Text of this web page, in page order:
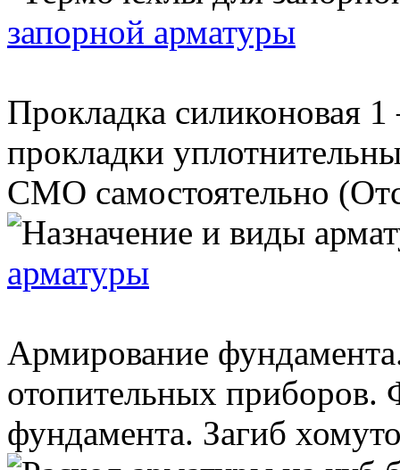
запорной арматуры
Прокладка силиконовая
прокладки
СМО самостоятельно
арматуры
Армирование
отопительных
фундамента. Загиб